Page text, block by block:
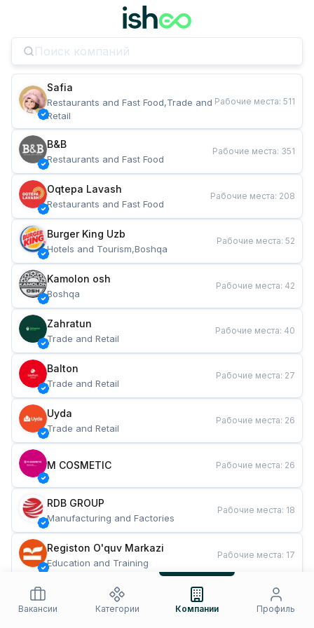
Safia
Restaurants and Fast Food,Trade and
Retail
Рабочие места: 511
B&B
Restaurants and Fast Food
Рабочие места: 351
Oqtepa Lavash
Restaurants and Fast Food
Рабочие места: 208
Burger King Uzb
Hotels and Tourism,Boshqa
Рабочие места: 52
Kamolon osh
Boshqa
Рабочие места: 42
Zahratun
Trade and Retail
Рабочие места: 40
Balton
Trade and Retail
Рабочие места: 27
Uyda
Trade and Retail
Рабочие места: 26
M COSMETIC Рабочие места: 26
RDB GROUP
Manufacturing and Factories
Рабочие места: 18
Registon O'quv Markazi
Education and Training
Рабочие места: 17
Restaurants and Fast Food
Рабочие места
Вакансии
Категории Компании Профиль